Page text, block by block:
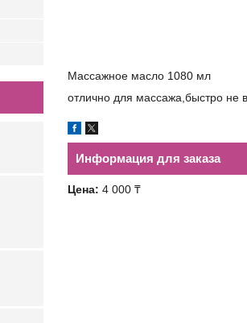
Массажное масло 1080 мл
отлично для массажа,быстро не
Информация для заказа
Цена: 4 000 ₸